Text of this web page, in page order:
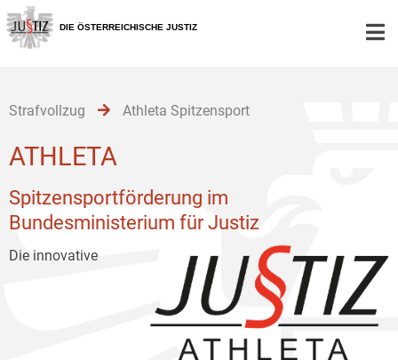
Zur
Hauptnavigation
[1]
Zum
Inhalt
[2]
Zum
Untermenü
[3]
DIE ÖSTERREICHISCHE JUSTIZ
Strafvollzug Athleta Spitzensport
ATHLETA
Spitzensportförderung im
Bundesministerium für Justiz
Die innovative